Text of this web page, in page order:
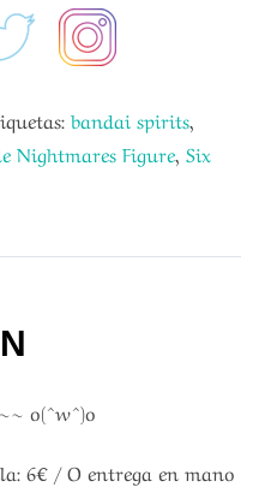
bandai spirits,
Nightmares Figure, Six
o(^w^)o
6€ / O entrega en mano